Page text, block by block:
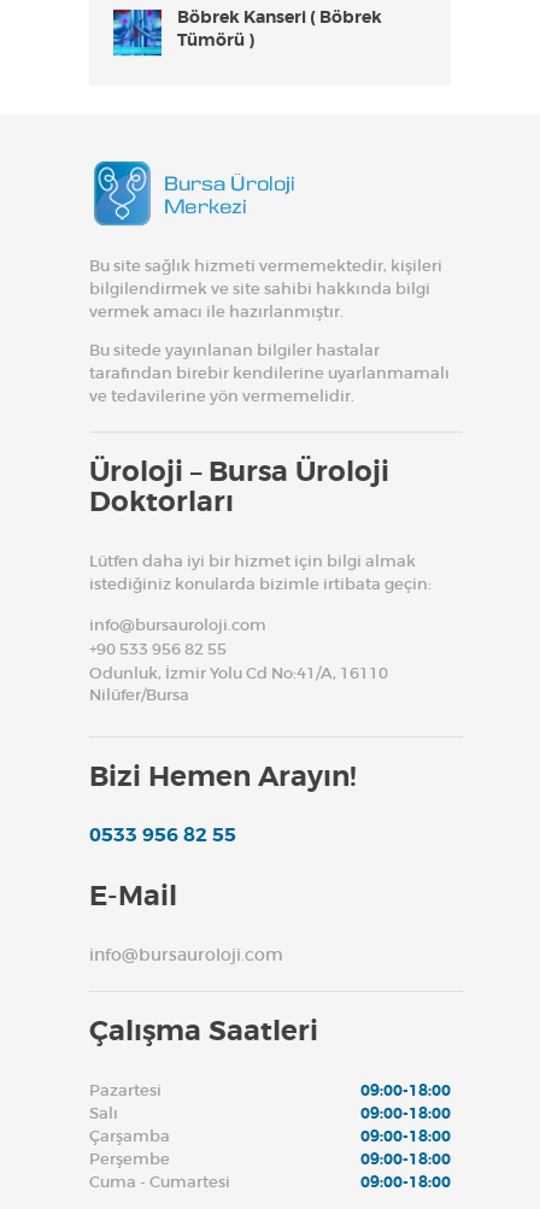
Böbrek Kanseri ( Böbrek
Tümörü )
Bu site sağlık hizmeti vermemektedir, kişileri
bilgilendirmek ve site sahibi hakkında bilgi
vermek amacı ile hazırlanmıştır.
Bu sitede yayınlanan bilgiler hastalar
tarafından birebir kendilerine uyarlanmamalı
ve tedavilerine yön vermemelidir.
Üroloji – Bursa Üroloji
Doktorları
Lütfen daha iyi bir hizmet için bilgi almak
istediğiniz konularda bizimle irtibata geçin:
info@bursauroloji.com
+90 533 956 82 55
Odunluk, İzmir Yolu Cd No:41/A, 16110
Nilüfer/Bursa
Bizi Hemen Arayın!
0533 956 82 55
E-Mail
info@bursauroloji.com
Çalışma Saatleri
Pazartesi
09:00-18:00
Salı
09:00-18:00
Çarşamba
09:00-18:00
Perşembe
09:00-18:00
Cuma - Cumartesi
09:00-18:00